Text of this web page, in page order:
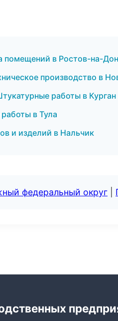
в Ростов-на-
производство в
работы в Курган
в Тула
и изделий в Нальчик
федеральный округ